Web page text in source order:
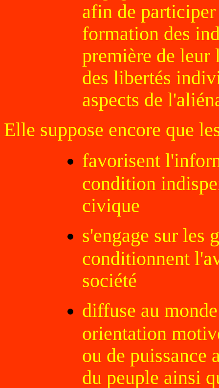
afin de
formation des
première de leur
des libertés
aspects de
Elle suppose encore que
favorisent
condition
civique
s'engage sur les
conditionnent
société
diffuse au
orientation
ou de puissance
du peuple ainsi